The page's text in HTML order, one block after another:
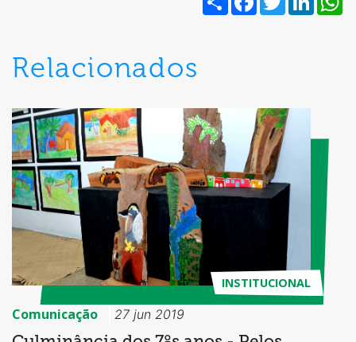
Relacionados
INSTITUCIONAL
Comunicação 27 jun 2019